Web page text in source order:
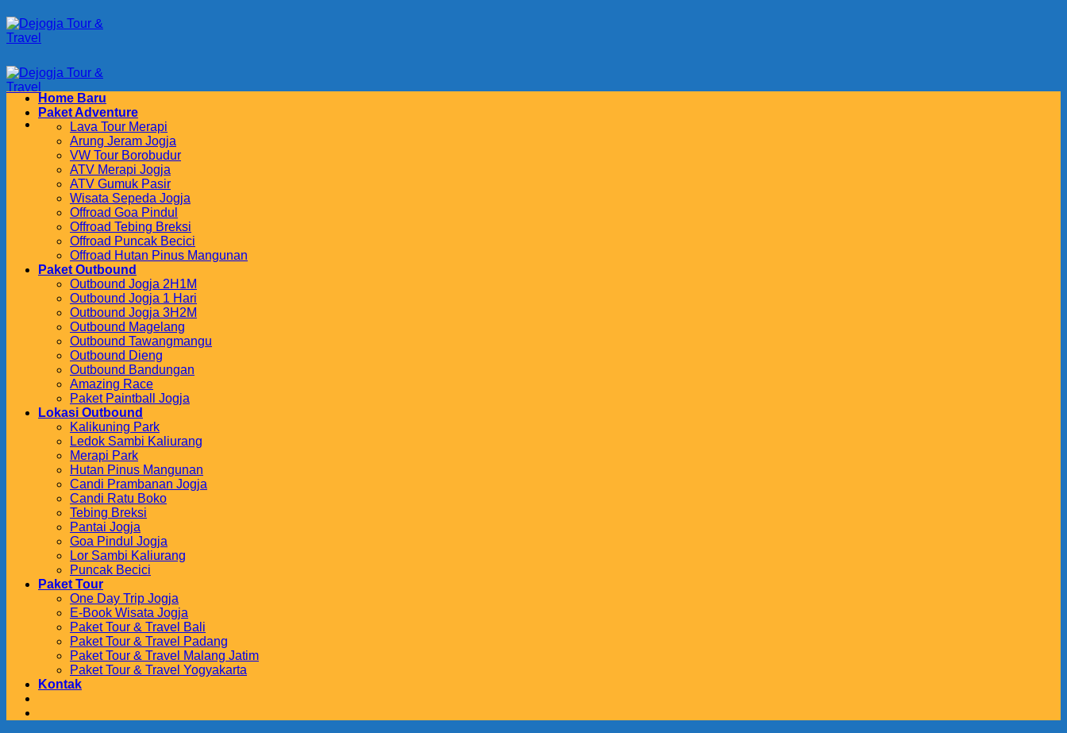
to
content
Home Baru
Paket Adventure
Lava Tour Merapi
Arung Jeram Jogja
VW Tour Borobudur
ATV Merapi Jogja
ATV Gumuk Pasir
Wisata Sepeda Jogja
Offroad Goa Pindul
Offroad Tebing Breksi
Offroad Puncak Becici
Offroad Hutan Pinus Mangunan
Paket Outbound
Outbound Jogja 2H1M
Outbound Jogja 1 Hari
Outbound Jogja 3H2M
Outbound Magelang
Outbound Tawangmangu
Outbound Dieng
Outbound Bandungan
Amazing Race
Paket Paintball Jogja
Lokasi Outbound
Kalikuning Park
Ledok Sambi Kaliurang
Merapi Park
Hutan Pinus Mangunan
Candi Prambanan Jogja
Candi Ratu Boko
Tebing Breksi
Pantai Jogja
Goa Pindul Jogja
Lor Sambi Kaliurang
Puncak Becici
Paket Tour
One Day Trip Jogja
E-Book Wisata Jogja
Paket Tour & Travel Bali
Paket Tour & Travel Padang
Paket Tour & Travel Malang Jatim
Paket Tour & Travel Yogyakarta
Kontak